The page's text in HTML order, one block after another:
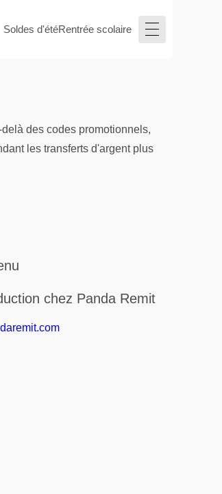
Soldes d'étéRentrée scolaire
des codes promotionnels,
les transferts d'argent plus
chez Panda Remit